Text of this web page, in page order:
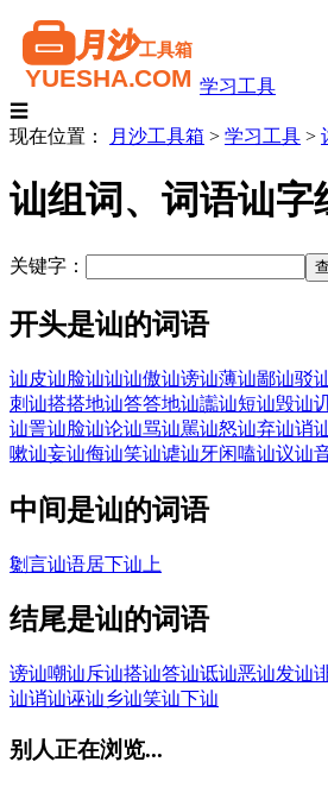
学习工具
☰
现在位置：
月沙工具箱 > 学习工具 >
讪组词、词语讪字
关键字：
开头是讪的词语
讪皮讪脸讪讪讪傲讪谤讪薄讪鄙讪驳
刺讪搭搭地讪答答地讪讟讪短讪毁讪
讪詈讪脸讪论讪骂讪駡讪怒讪弃讪诮
嗽讪妄讪侮讪笑讪谑讪牙闲嗑讪议讪
中间是讪的词语
劖言讪语居下讪上
结尾是讪的词语
谤讪嘲讪斥讪搭讪答讪诋讪恶讪发讪
讪诮讪诬讪乡讪笑讪下讪
别人正在浏览...